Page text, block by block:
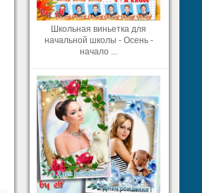
Школьная виньетка для
начальной школы - Осень -
начало ...